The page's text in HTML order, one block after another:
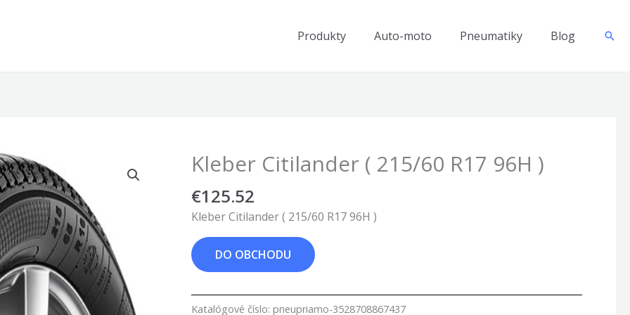
Produkty Auto-moto Pneumatiky Blog
Kleber Citilander ( 215/60 R17 96H )
€125.52
Kleber Citilander ( 215/60 R17 96H )
DO OBCHODU
Katalógové číslo:pneupriamo-3528708867437